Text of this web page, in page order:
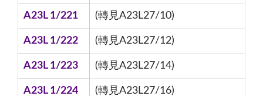
A23L 1/221 (轉見A23L27/10)
A23L 1/222 (轉見A23L27/12)
A23L 1/223 (轉見A23L27/14)
A23L 1/224 (轉見A23L27/16)